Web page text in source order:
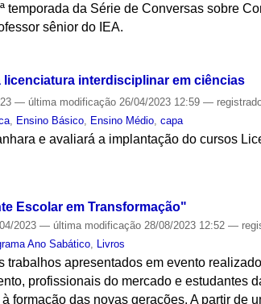
temporada da Série de Conversas sobre
sênior do IEA.
licenciatura interdisciplinar em ciências
— última modificação 26/04/2023 12:59—
Ensino Básico Ensino Médio ,capa
e avaliará a implantação do cursos
Escolar em Transformação"
2023— última modificação 28/08/2023 12:52—
Ano Sabático, Livros
trabalhos apresentados em evento
profissionais do mercado e estudantes
formação das novas gerações. A partir de